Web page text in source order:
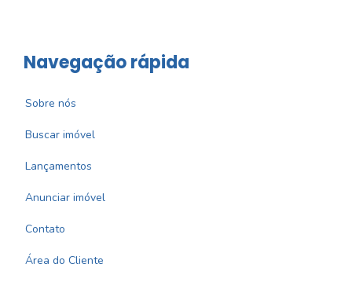
Navegação rápida
Sobre nós
Buscar imóvel
Lançamentos
Anunciar imóvel
Contato
Área do Cliente